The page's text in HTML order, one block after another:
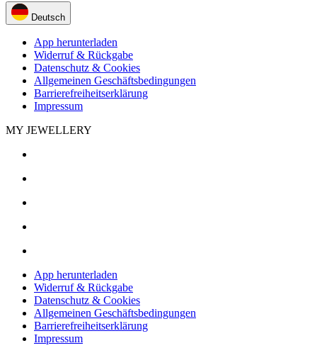
Deutsch
App herunterladen
Widerruf & Rückgabe
Datenschutz & Cookies
Allgemeinen Geschäftsbedingungen
Barrierefreiheitserklärung
Impressum
MY JEWELLERY
App herunterladen
Widerruf & Rückgabe
Datenschutz & Cookies
Allgemeinen Geschäftsbedingungen
Barrierefreiheitserklärung
Impressum